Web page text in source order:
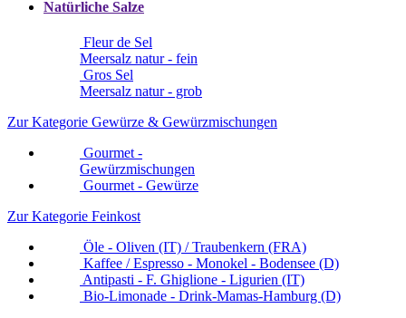
Natürliche Salze
Fleur de Sel
Meersalz natur - fein
Gros Sel
Meersalz natur - grob
Zur Kategorie Gewürze & Gewürzmischungen
Gourmet -
Gewürzmischungen
Gourmet - Gewürze
Zur Kategorie Feinkost
Öle - Oliven (IT) / Traubenkern (FRA)
Kaffee / Espresso - Monokel - Bodensee (D)
Antipasti - F. Ghiglione - Ligurien (IT)
Bio-Limonade - Drink-Mamas-Hamburg (D)